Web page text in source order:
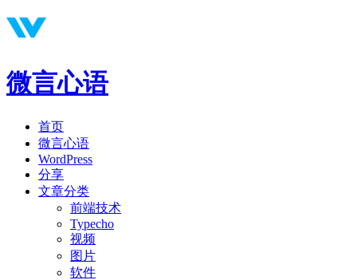
微言心语
首页
微言心语
WordPress
分享
文章分类
前端技术
Typecho
视频
图片
软件